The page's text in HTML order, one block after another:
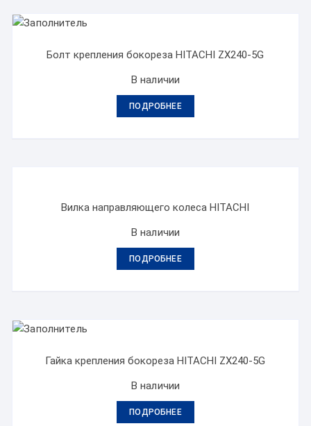
Болт крепления бокореза HITACHI ZX240-5G
В наличии
ПОДРОБНЕЕ
Вилка направляющего колеса HITACHI
В наличии
ПОДРОБНЕЕ
Гайка крепления бокореза HITACHI ZX240-5G
В наличии
ПОДРОБНЕЕ